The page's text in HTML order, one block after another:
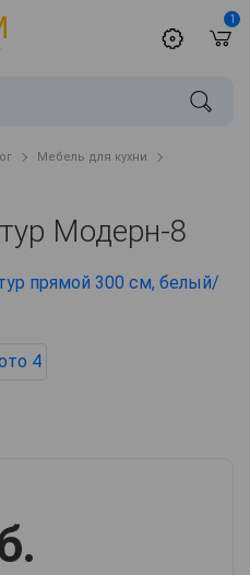
1
Мебель для кухни
Модерн-8